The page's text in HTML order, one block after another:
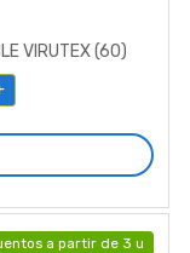
VIRUTEX (60)
a partir de 3 u